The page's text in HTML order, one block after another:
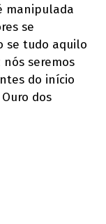
manipulada
se
se tudo aquilo
nós seremos
do início
dos